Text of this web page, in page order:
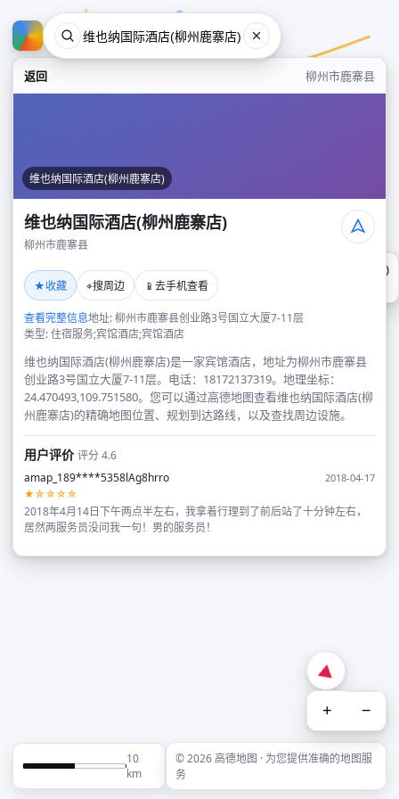
返回 柳州市鹿寨县
维也纳国际酒店(柳州鹿寨店)
维也纳国际酒店(柳州鹿寨店)
柳州市鹿寨县
★收藏 ⌖搜周边 📱 去手机查看
查看完整信息地址: 柳州市鹿寨县创业路3号国立大厦7-11层
类型: 住宿服务;宾馆酒店;宾馆酒店
维也纳国际酒店(柳州鹿寨店)是一家宾馆酒店，地址为柳州市鹿寨县
创业路3号国立大厦7-11层。电话：18172137319。地理坐标：
24.470493,109.751580。您可以通过高德地图查看维也纳国际酒店(柳
州鹿寨店)的精确地图位置、规划到达路线，以及查找周边设施。
用户评价评分 4.6
amap_189****5358lAg8hrro
2018-04-17
★☆☆☆☆
2018年4月14日下午两点半左右，我拿着行理到了前后站了十分钟左右，
居然两服务员没问我一句！男的服务员！
维也纳国际酒店(柳州鹿寨店)
+ −
10
km
© 2026 高德地图 · 为您提供准确的地图服
务